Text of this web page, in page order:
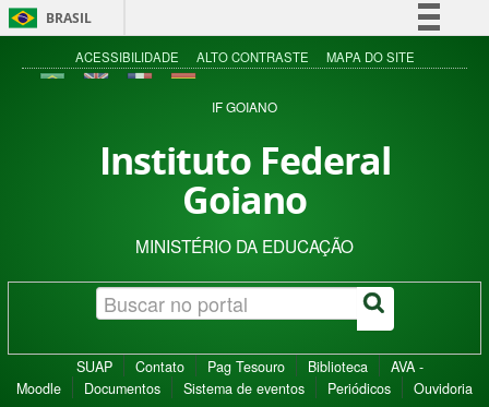
BRASIL
Simplifique!
Acesso à informação
ACESSIBILIDADE ALTO CONTRASTE MAPA DO SITE
IF GOIANO
Instituto Federal
Goiano
MINISTÉRIO DA EDUCAÇÃO
SUAP Contato Pag Tesouro Biblioteca
AVA -
Moodle
Documentos Sistema de eventos Periódicos Ouvidoria